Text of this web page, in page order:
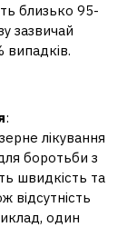
близько 95-
зазвичай
випадків.
:
лікування
боротьби з
швидкість та
відсутність
один